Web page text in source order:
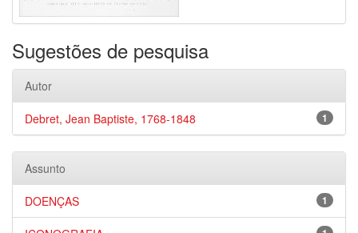
Sugestões de pesquisa
Autor
1
Debret, Jean Baptiste, 1768-1848
Assunto
1
DOENÇAS